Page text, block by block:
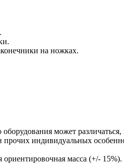
на ножках.
может различаться,
прочих индивидуальных
ориентировочная масса (+/- 15%).